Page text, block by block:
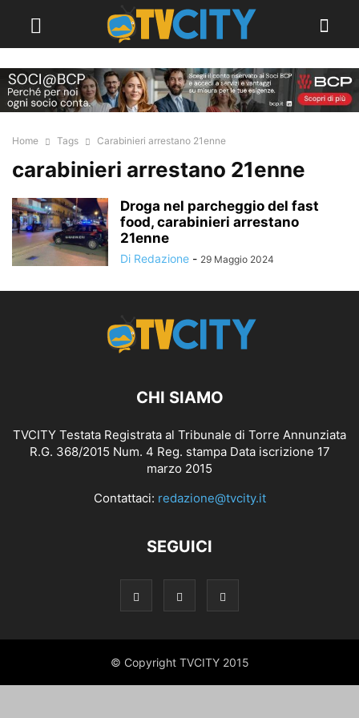
Home Tags Carabinieri arrestano 21enne
carabinieri arrestano 21enne
Droga nel parcheggio del fast
food, carabinieri arrestano
21enne
Di Redazione - 29 Maggio 2024
CHI SIAMO
TVCITY Testata Registrata al Tribunale di Torre Annunziata
R.G. 368/2015 Num. 4 Reg. stampa Data iscrizione 17
marzo 2015
Contattaci: redazione@tvcity.it
SEGUICI
© Copyright TVCITY 2015